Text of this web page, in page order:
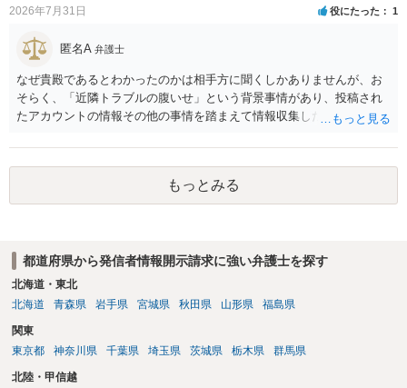
ので発信者情報開示請求をする）というケースが比較的多いと思われ
2026年7月31日 役にたった 1
匿名A 弁護士
なぜ貴殿であるとわかったのかは相手方に聞くしかありませんが、お
そらく、「近隣トラブルの腹いせ」という背景事情があり、投稿され
たアカウントの情報その他の事情を踏まえて情報収集した結果、この
貴殿が投稿した事実を認めてしまったことで「答え合わせ」になって
しまったのではないでしょうか。 相手方の動きについても、相手方次
第ですので何とも言えません。公開の場で回答するには情報が乏し
く、ここで詳細を明らかにすることは事案の特定に繋がってしまうの
もっとみる
都道府県から発信者情報開示請求に強い弁護士を探す
北海道・東北
北海道
青森県 岩手県 宮城県 秋田県 山形県 福島県
関東
東京都
神奈川県 千葉県 埼玉県 茨城県 栃木県 群馬県
北陸・甲信越